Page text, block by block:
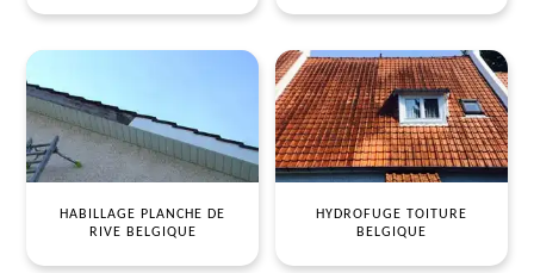
HABILLAGE PLANCHE DE
RIVE BELGIQUE
HYDROFUGE TOITURE
BELGIQUE